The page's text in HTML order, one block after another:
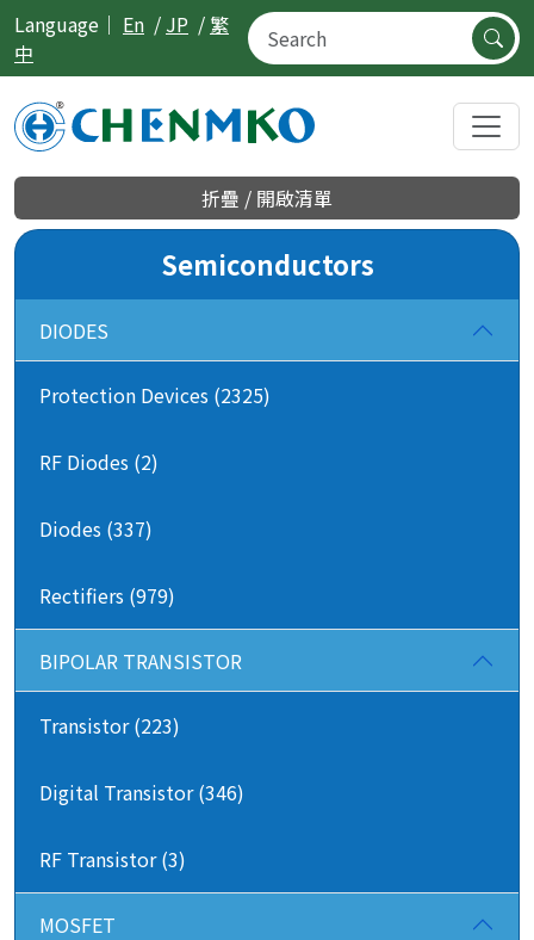
Language｜ En / JP / 繁
中
折疊 / 開啟清單
Semiconductors
DIODES
Protection Devices (2325)
RF Diodes (2)
Diodes (337)
Rectifiers (979)
BIPOLAR TRANSISTOR
Transistor (223)
Digital Transistor (346)
RF Transistor (3)
MOSFET